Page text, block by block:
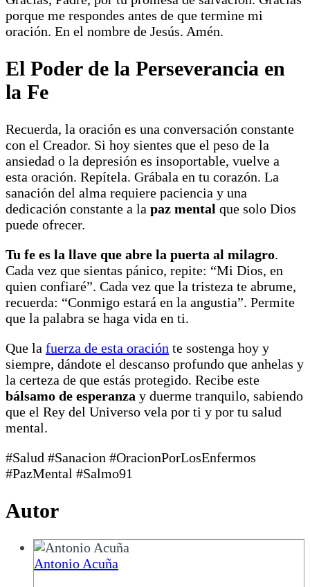
porque me respondes antes de que termine mi
oración. En el nombre de Jesús. Amén.
El Poder de la Perseverancia en
la Fe
Recuerda, la oración es una conversación constante
con el Creador. Si hoy sientes que el peso de la
ansiedad o la depresión es insoportable, vuelve a
esta oración. Repítela. Grábala en tu corazón. La
sanación del alma requiere paciencia y una
dedicación constante a la paz mental que solo Dios
puede ofrecer.
Tu fe es la llave que abre la puerta al milagro.
Cada vez que sientas pánico, repite: “Mi Dios, en
quien confiaré”. Cada vez que la tristeza te abrume,
recuerda: “Conmigo estará en la angustia”. Permite
que la palabra se haga vida en ti.
Que la fuerza de esta oración te sostenga hoy y
siempre, dándote el descanso profundo que anhelas y
la certeza de que estás protegido. Recibe este
bálsamo de esperanza y duerme tranquilo, sabiendo
que el Rey del Universo vela por ti y por tu salud
mental.
#Salud #Sanacion #OracionPorLosEnfermos
#PazMental #Salmo91
Autor
Antonio Acuña